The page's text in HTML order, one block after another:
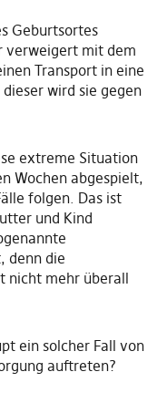
Geburtsortes
verweigert mit dem
Transport in eine
wird sie gegen
extreme Situation
Wochen abgespielt,
folgen. Das ist
und Kind
denn die
nicht mehr überall
ein solcher Fall von
auftreten?